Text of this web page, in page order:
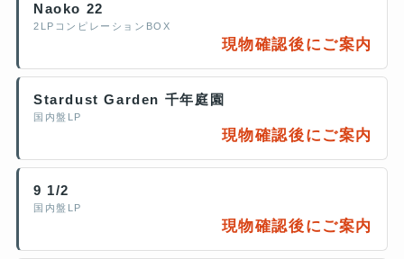
Naoko 22
2LPコンピレーションBOX
現物確認後にご案内
Stardust Garden 千年庭園
国内盤LP
現物確認後にご案内
9 1/2
国内盤LP
現物確認後にご案内